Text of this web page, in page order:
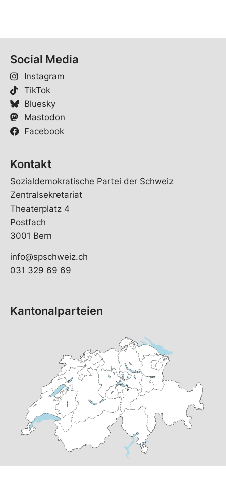
Social Media
Instagram
TikTok
Bluesky
Mastodon
Facebook
Kontakt
Sozialdemokratische Partei der Schweiz
Zentralsekretariat
Theaterplatz 4
Postfach
3001 Bern
info@spschweiz.ch
031 329 69 69
Kantonalparteien